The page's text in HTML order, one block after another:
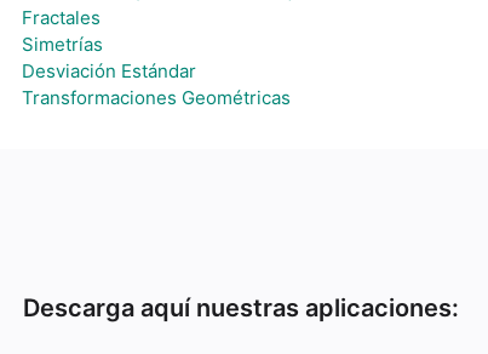
Fractales
Simetrías
Desviación Estándar
Transformaciones Geométricas
Descarga aquí nuestras aplicaciones: